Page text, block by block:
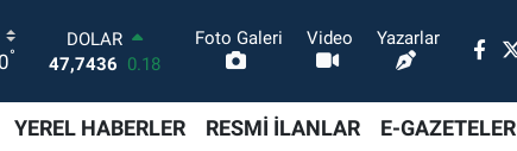
°
DOLAR
47,7436 0.18
STERLİN
Foto Galeri Video Yazarlar
YEREL HABERLER RESMİ İLANLAR E-GAZETELER